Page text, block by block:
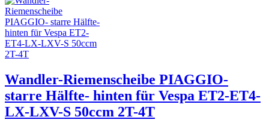
Wandler-Riemenscheibe PIAGGIO-
starre Hälfte- hinten für Vespa ET2-ET4-
LX-LXV-S 50ccm 2T-4T